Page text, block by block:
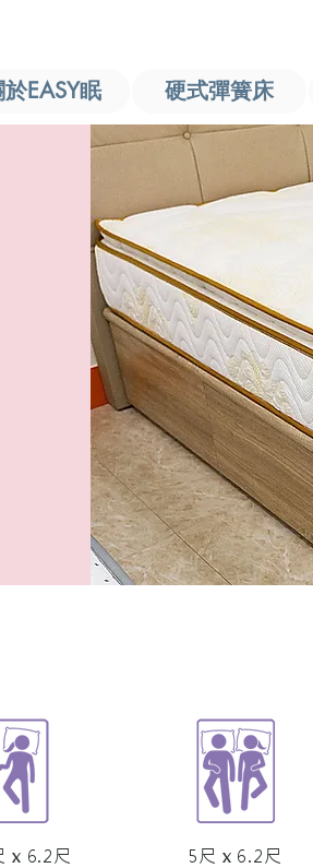
於EASY眠 硬式彈簧床
x 6.2尺
5尺 x 6.2尺